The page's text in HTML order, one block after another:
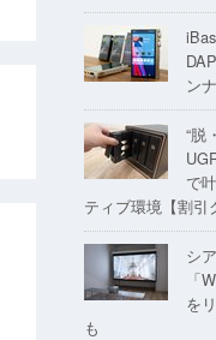
ン
“脱
で
ティブ環境【割引
シ
「
を
も